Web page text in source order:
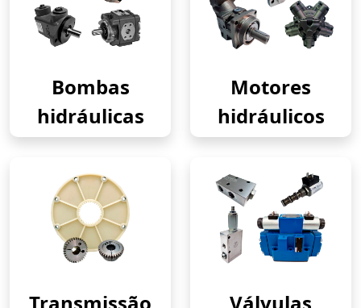
Bombas
hidráulicas
Motores
hidráulicos